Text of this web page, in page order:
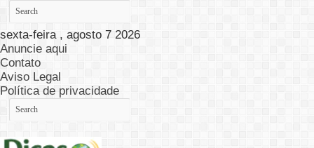
sexta-feira , agosto 7 2026
Anuncie aqui
Contato
Aviso Legal
Política de privacidade